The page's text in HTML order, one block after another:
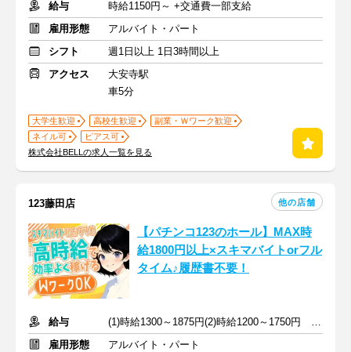
給与
時給1150円～ +交通費一部支給
雇用形態
アルバイト・パート
シフト
週1日以上 1日3時間以上
アクセス
大安寺駅
車5分
大学生歓迎 高校生歓迎
副業・Ｗワーク歓迎
ネイル可
ピアス可
株式会社BELLの求人一覧を見る
123藤田店 他の店舗
【パチンコ123のホール】MAX時
給1800円以上×スキマバイトorフル
タイム♪履歴書不要！
給与
(1)時給1300～1875円(2)時給1200～1750円 ※深夜手当含む
雇用形態
アルバイト・パート